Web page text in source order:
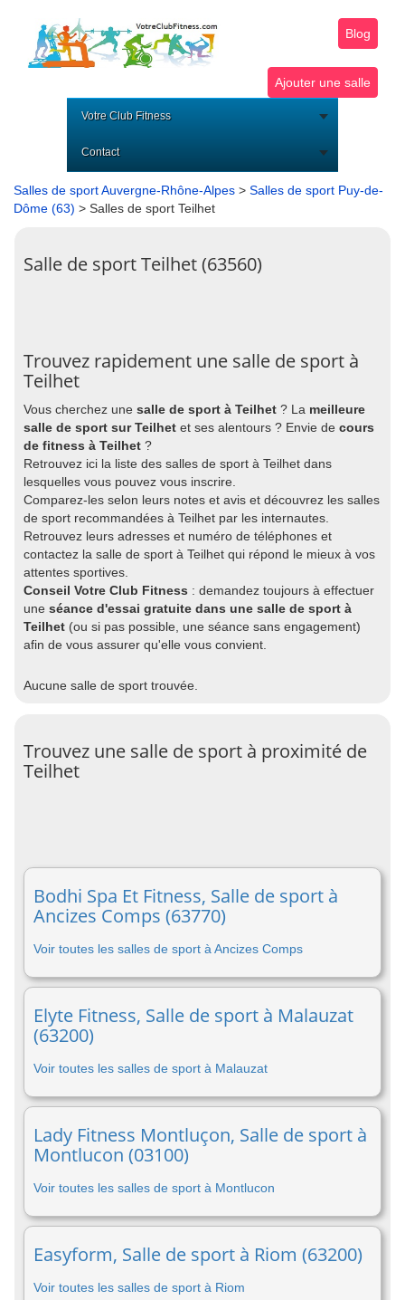
Blog
Ajouter une salle
Votre Club Fitness
Contact
Salles de sport Auvergne-Rhône-Alpes > Salles de sport Puy-de-
Dôme (63) > Salles de sport Teilhet
Salle de sport Teilhet (63560)
Trouvez rapidement une salle de sport à
Teilhet
Vous cherchez une salle de sport à Teilhet ? La meilleure
salle de sport sur Teilhet et ses alentours ? Envie de cours
de fitness à Teilhet ?
Retrouvez ici la liste des salles de sport à Teilhet dans
lesquelles vous pouvez vous inscrire.
Comparez-les selon leurs notes et avis et découvrez les salles
de sport recommandées à Teilhet par les internautes.
Retrouvez leurs adresses et numéro de téléphones et
contactez la salle de sport à Teilhet qui répond le mieux à vos
attentes sportives.
Conseil Votre Club Fitness : demandez toujours à effectuer
une séance d'essai gratuite dans une salle de sport à
Teilhet (ou si pas possible, une séance sans engagement)
afin de vous assurer qu'elle vous convient.
Aucune salle de sport trouvée.
Trouvez une salle de sport à proximité de
Teilhet
Bodhi Spa Et Fitness, Salle de sport à
Ancizes Comps (63770)
Voir toutes les salles de sport à Ancizes Comps
Elyte Fitness, Salle de sport à Malauzat
(63200)
Voir toutes les salles de sport à Malauzat
Lady Fitness Montluçon, Salle de sport à
Montlucon (03100)
Voir toutes les salles de sport à Montlucon
Easyform, Salle de sport à Riom (63200)
Voir toutes les salles de sport à Riom